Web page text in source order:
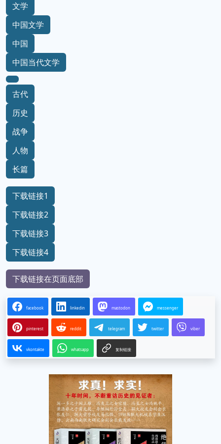
文学
中国文学
中国
中国当代文学
古代
历史
战争
人物
长篇
下载链接1
下载链接2
下载链接3
下载链接4
下载链接在页面底部
facebook linkedin mastodon messenger
pinterest reddit telegram twitter viber
vkontakte whatsapp 复制链接